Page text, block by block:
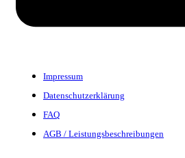
Impressum
Datenschutzerklärung
FAQ
AGB / Leistungsbeschreibungen